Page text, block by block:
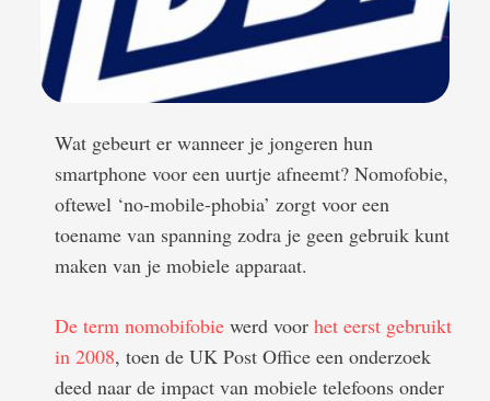
Wat gebeurt er wanneer je jongeren hun
smartphone voor een uurtje afneemt? Nomofobie,
oftewel ‘no-mobile-phobia’ zorgt voor een
toename van spanning zodra je geen gebruik kunt
maken van je mobiele apparaat.
De term nomobifobie werd voor het eerst gebruikt
in 2008, toen de UK Post Office een onderzoek
deed naar de impact van mobiele telefoons onder